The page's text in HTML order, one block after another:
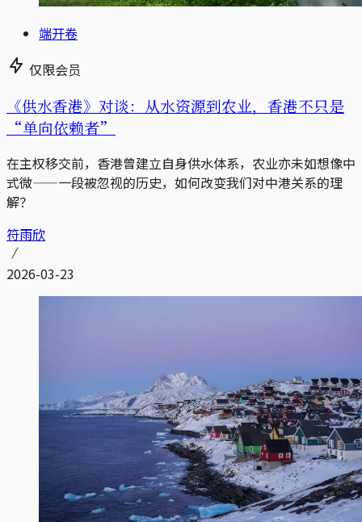
端开卷
仅限会员
《供水香港》对谈：从水资源到农业，香港不只是
“单向依赖者”
在主权移交前，香港曾建立自身供水体系，农业亦未如想像中
式微——一段被忽视的历史，如何改变我们对中港关系的理
解？
符雨欣
2026-03-23